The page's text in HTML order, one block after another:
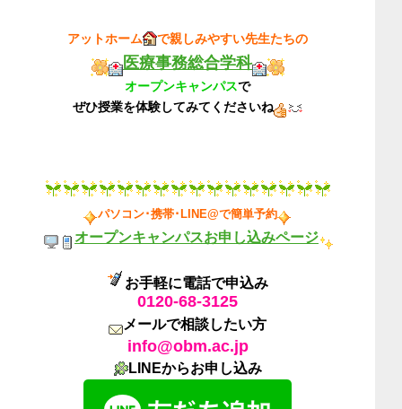
アットホーム で親しみやすい先生たちの
医療事務総合学科
オープンキャンパスで
ぜひ授業を体験してみてくださいね
パソコン･携帯･LINE@で簡単予約
オープンキャンパスお申し込みページ
お手軽に電話で申込み
0120-68-3125
メールで相談したい方
info@obm.ac.jp
LINEからお申し込み